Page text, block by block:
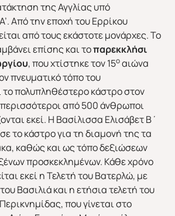
της Αγγλίας υπό
Από την εποχή του Ερρίκου
από τους εκάστοτε μονάρχες. Το
επίσης και τοπαρεκκλήσι
, που χτίστηκε τον 15οαιώνα
πνευματικό τόπο του
το πολυπληθέστερο κάστρο στον
από 500 άνθρωποι
εκεί. Η Βασίλισσα Ελισάβετ Β΄
το κάστρο για τη διαμονή της τα
καθώς και ως τόπο δεξιώσεων
προσκεκλημένων. Κάθε χρόνο
εκεί η Τελετή του Βατερλώ, με
Βασιλιά και η ετήσια τελετή του
που γίνεται στο